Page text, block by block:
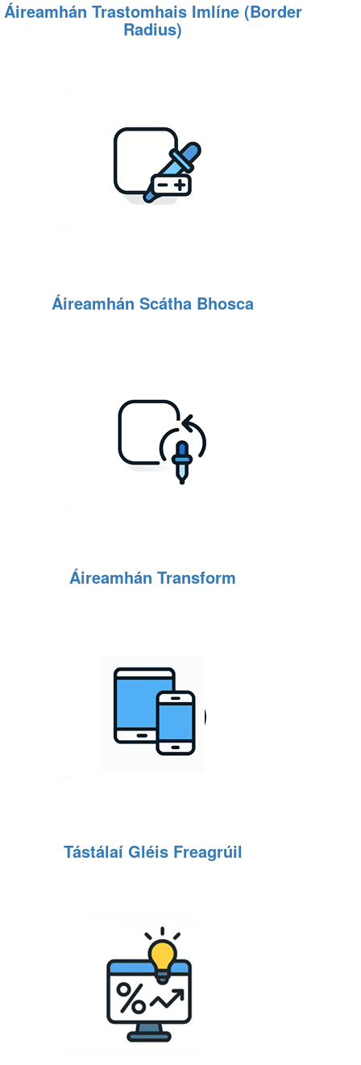
Áireamhán Trastomhais Imlíne (Border
Radius)
Áireamhán Scátha Bhosca
Áireamhán Transform
Tástálaí Gléis Freagrúil